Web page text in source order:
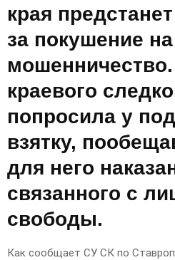
края
за покушение на
краевого
попросила у
взятку,
для него
связанного с
свободы.
Как сообщает СУ СК по